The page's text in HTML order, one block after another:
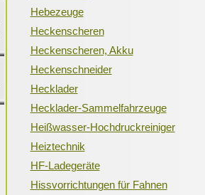
Hebezeuge
Heckenscheren
Heckenscheren, Akku
Heckenschneider
Hecklader
Hecklader-Sammelfahrzeuge
Heißwasser-Hochdruckreiniger
Heiztechnik
HF-Ladegeräte
Hissvorrichtungen für Fahnen